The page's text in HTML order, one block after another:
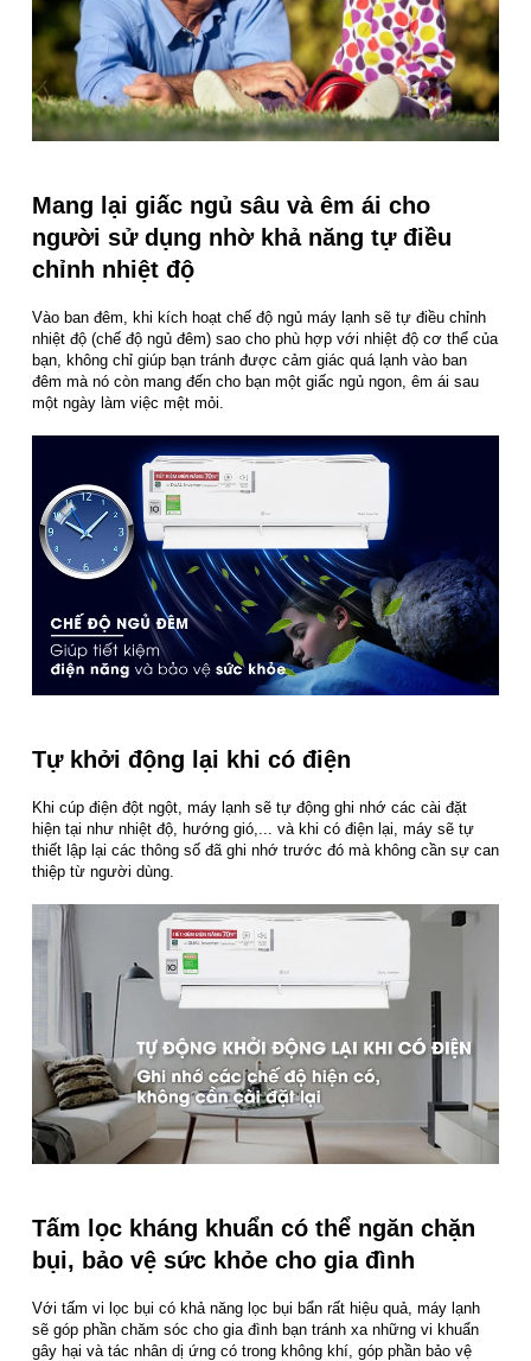
Mang lại giấc ngủ sâu và êm ái cho
người sử dụng nhờ khả năng tự điều
chỉnh nhiệt độ
Vào ban đêm, khi kích hoạt chế độ ngủ máy lạnh sẽ tự điều chỉnh
nhiệt độ (chế độ ngủ đêm) sao cho phù hợp với nhiệt độ cơ thể của
bạn, không chỉ giúp bạn tránh được cảm giác quá lạnh vào ban
đêm mà nó còn mang đến cho bạn một giấc ngủ ngon, êm ái sau
một ngày làm việc mệt mỏi.
Tự khởi động lại khi có điện
Khi cúp điện đột ngột, máy lạnh sẽ tự động ghi nhớ các cài đặt
hiện tại như nhiệt độ, hướng gió,... và khi có điện lại, máy sẽ tự
thiết lập lại các thông số đã ghi nhớ trước đó mà không cần sự can
thiệp từ người dùng.
Tấm lọc kháng khuẩn có thể ngăn chặn
bụi, bảo vệ sức khỏe cho gia đình
Với tấm vi lọc bụi có khả năng lọc bụi bẩn rất hiệu quả, máy lạnh
sẽ góp phần chăm sóc cho gia đình bạn tránh xa những vi khuẩn
gây hại và tác nhân dị ứng có trong không khí, góp phần bảo vệ